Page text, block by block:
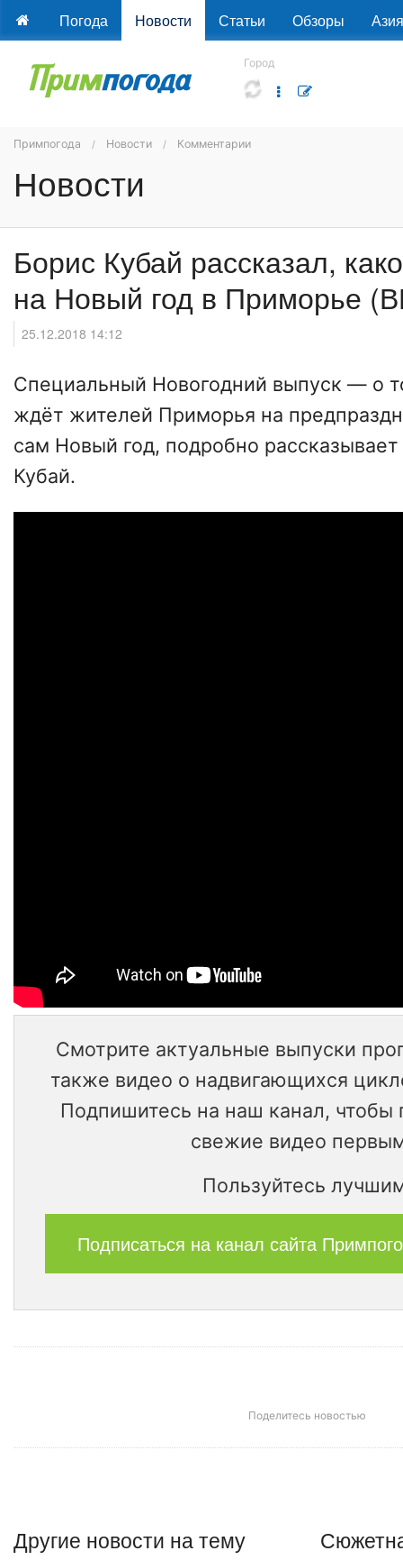
Погода Новости Статьи Обзоры Азия
Город
Примпогода Новости Комментарии
Новости
Борис Кубай рассказал,
на Новый год в Приморье
25.12.2018 14:12
Специальный Новогодний выпуск — о
ждёт жителей Приморья на
сам Новый год, подробно
Кубай.
Смотрите актуальные выпуски
также видео о надвигающихся
Подпишитесь на наш канал, чтобы
свежие видео
Пользуйтесь
Подписаться на канал сайта
Поделитесь новостью
Другие новости на тему